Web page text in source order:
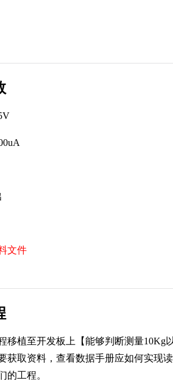
文件
移植至开发板上【能够判断测量10Kg
获取资料，查看数据手册应如何实现
的工程。